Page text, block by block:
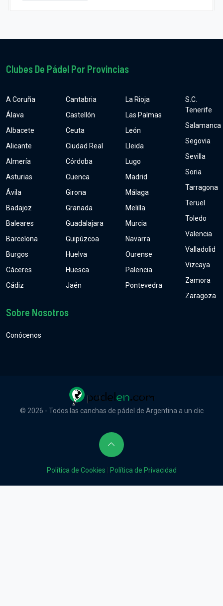
Clubes De Pádel Por Provincias
A Coruña
Álava
Albacete
Alicante
Almería
Asturias
Ávila
Badajoz
Baleares
Barcelona
Burgos
Cáceres
Cádiz
Cantabria
Castellón
Ceuta
Ciudad Real
Córdoba
Cuenca
Girona
Granada
Guadalajara
Guipúzcoa
Huelva
Huesca
Jaén
La Rioja
Las Palmas
León
Lleida
Lugo
Madrid
Málaga
Melilla
Murcia
Navarra
Ourense
Palencia
Pontevedra
S.C.
Tenerife
Salamanca
Segovia
Sevilla
Soria
Tarragona
Teruel
Toledo
Valencia
Valladolid
Vizcaya
Zamora
Zaragoza
Sobre Nosotros
Conócenos
© 2026 - Todos las canchas de pádel de Argentina a un clic
Política de Cookies Política de Privacidad